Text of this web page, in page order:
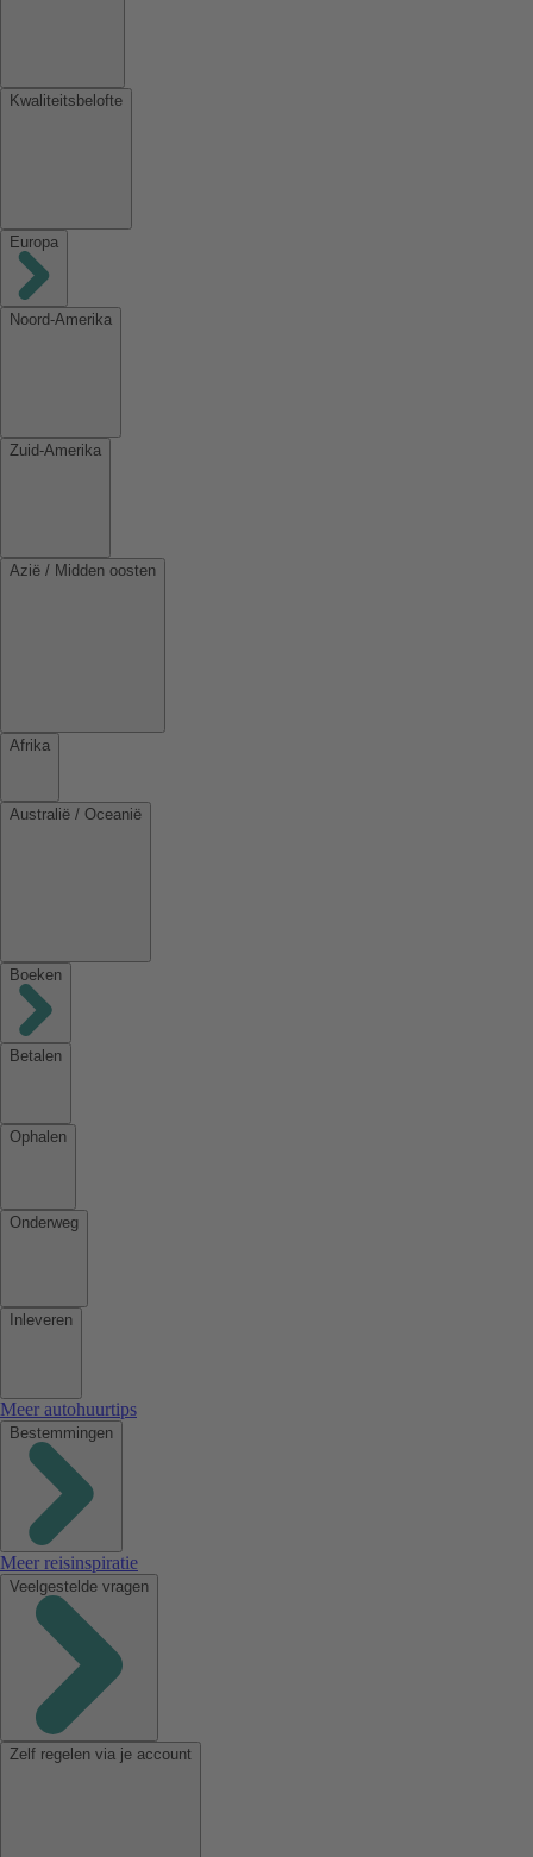
Kwaliteitsbelofte
Europa
Noord-Amerika
Zuid-Amerika
Azië / Midden oosten
Afrika
Australië / Oceanië
Boeken
Betalen
Ophalen
Onderweg
Inleveren
Meer autohuurtips
Bestemmingen
Meer reisinspiratie
Veelgestelde vragen
Zelf regelen via je account